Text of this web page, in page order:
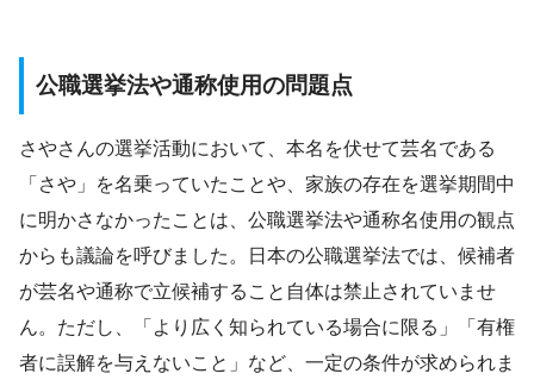
公職選挙法や通称使用の問題点
さやさんの選挙活動において、本名を伏せて芸名である
「さや」を名乗っていたことや、家族の存在を選挙期間中
に明かさなかったことは、公職選挙法や通称名使用の観点
からも議論を呼びました。日本の公職選挙法では、候補者
が芸名や通称で立候補すること自体は禁止されていませ
ん。ただし、「より広く知られている場合に限る」「有権
者に誤解を与えないこと」など、一定の条件が求められま